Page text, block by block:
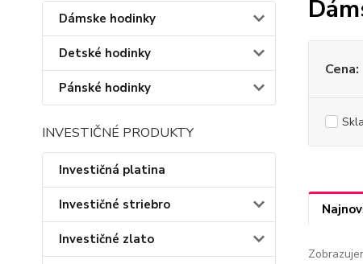
Dámske hodinky
Detské hodinky
Pánské hodinky
INVESTIČNÉ PRODUKTY
Investičná platina
Investičné striebro
Investičné zlato
Cena: